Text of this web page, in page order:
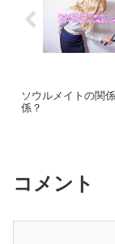
ソウルメイトの関
係？
コメント